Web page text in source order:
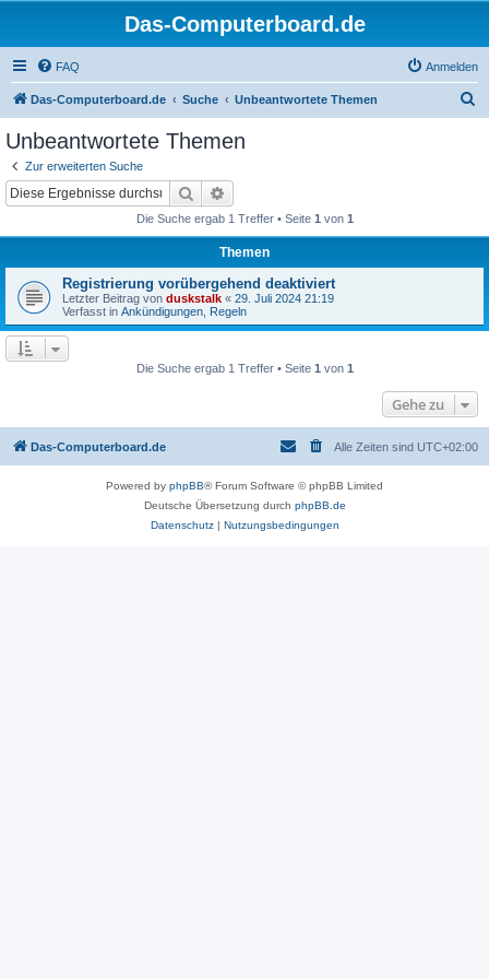
Das-Computerboard.de
FAQ Anmelden
Das-Computerboard.de Suche Unbeantwortete Themen
Unbeantwortete Themen
Zur erweiterten Suche
Suche
Die Suche ergab 1 Treffer • Seite 1 von 1
Themen
Registrierung vorübergehend deaktiviert
Letzter Beitrag von duskstalk « 29. Juli 2024 21:19
Verfasst in Ankündigungen, Regeln
Die Suche ergab 1 Treffer • Seite 1 von 1
Gehe zu
Das-Computerboard.de Alle Zeiten sind UTC+02:00
Powered by phpBB® Forum Software © phpBB Limited
Deutsche Übersetzung durch phpBB.de
Datenschutz| Nutzungsbedingungen